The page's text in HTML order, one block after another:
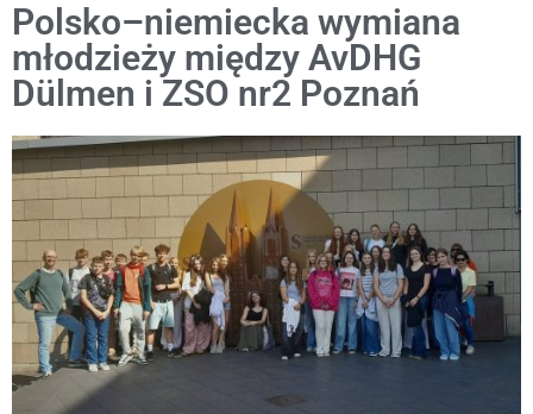
Polsko–niemiecka wymiana
młodzieży między AvDHG
Dülmen i ZSO nr2 Poznań